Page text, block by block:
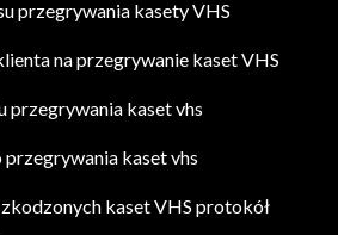
przegrywania kasety VHS
na przegrywanie kaset VHS
przegrywania kaset vhs
kaset vhs
kaset VHS protokół